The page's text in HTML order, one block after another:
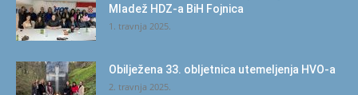
Mladež HDZ-a BiH Fojnica
1. travnja 2025.
Obilježena 33. obljetnica utemeljenja HVO-a
2. travnja 2025.